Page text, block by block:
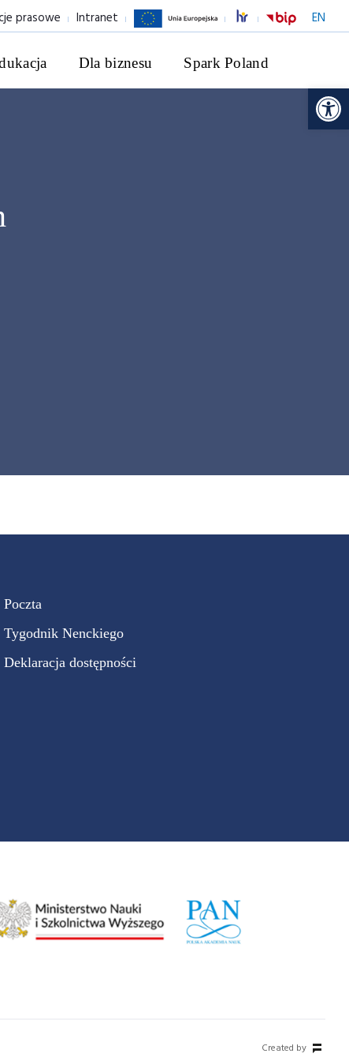
EN
prasowe Intranet
Dla biznesu Spark Poland
Poczta
Tygodnik Nenckiego
Deklaracja dostępności
Created by